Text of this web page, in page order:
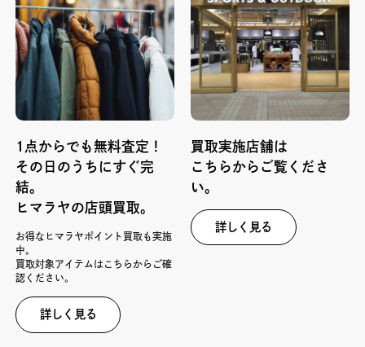
1点からでも無料査定！
その日のうちにすぐ完
結。
ヒマラヤの店頭買取。
お得なヒマラヤポイント買取も実施
中。
買取対象アイテムはこちらからご確
認ください。
詳しく見る
買取実施店舗は
こちらからご覧くださ
い。
詳しく見る